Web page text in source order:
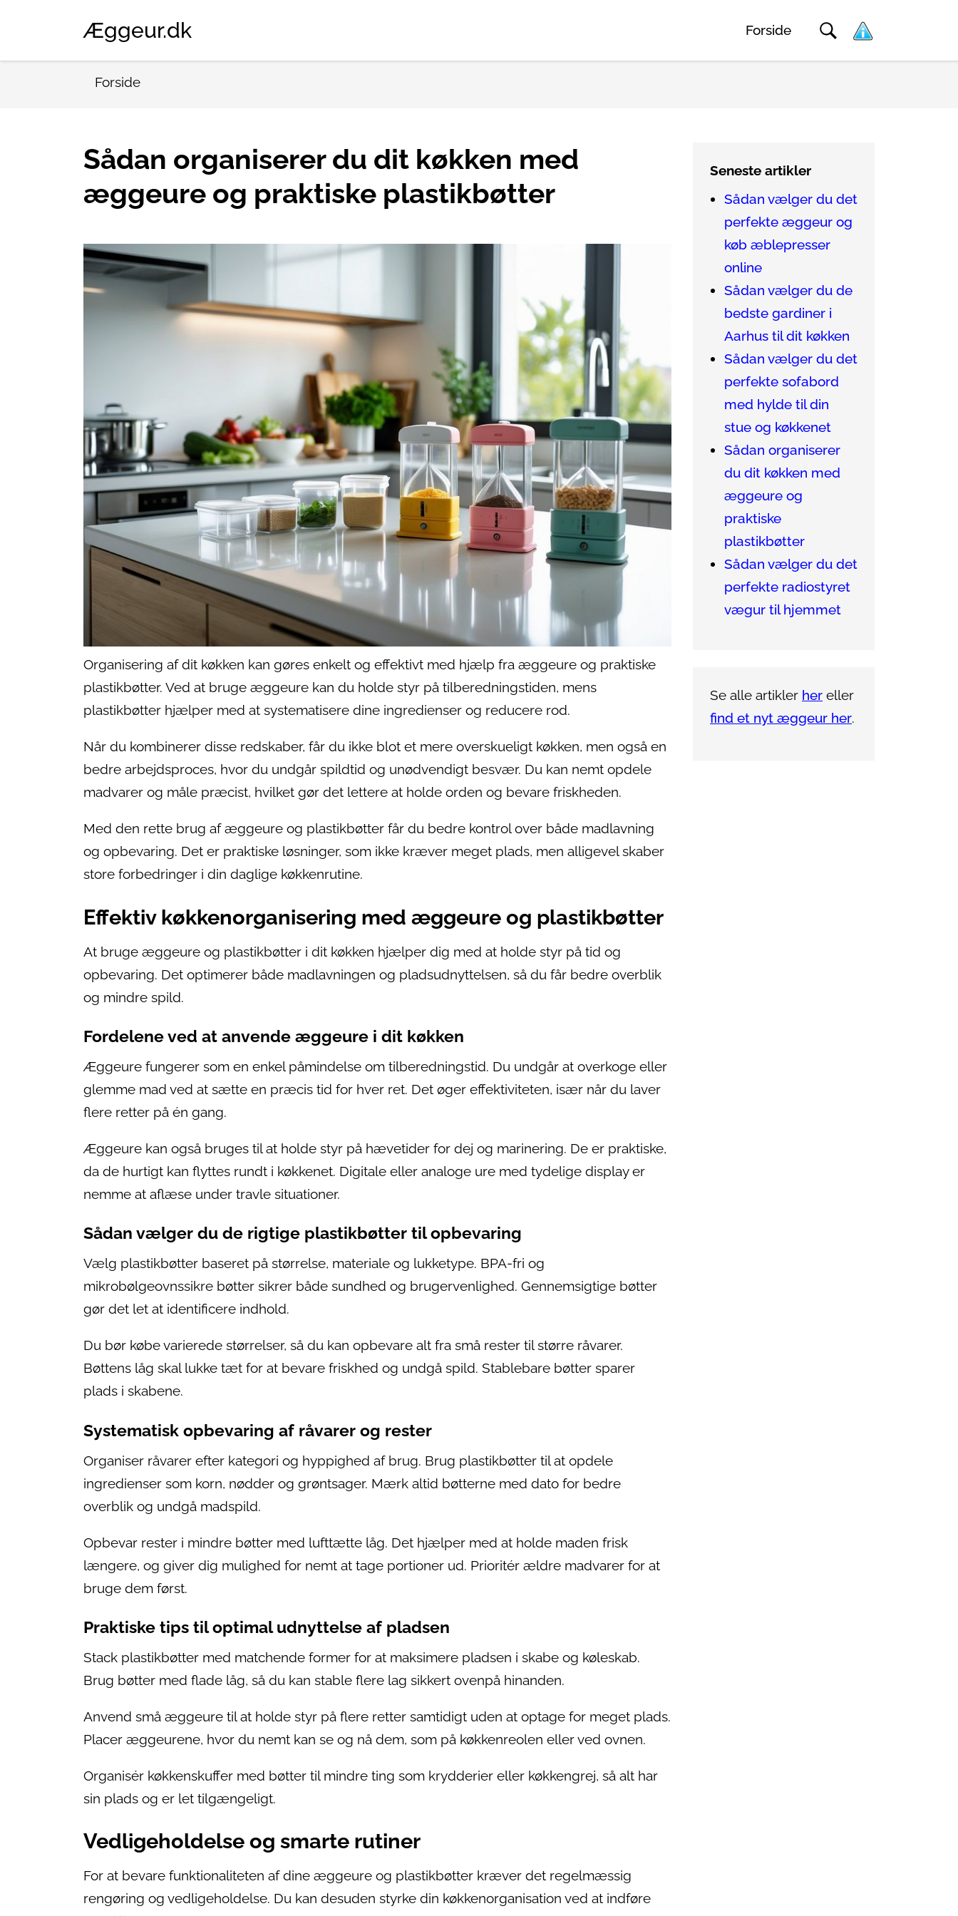
Æggeur.dk Forside
Forside
Sådan organiserer du dit køkken med
æggeure og praktiske plastikbøtter
Organisering af dit køkken kan gøres enkelt og effektivt med hjælp fra æggeure og praktiske
plastikbøtter. Ved at bruge æggeure kan du holde styr på tilberedningstiden, mens
plastikbøtter hjælper med at systematisere dine ingredienser og reducere rod.
Når du kombinerer disse redskaber, får du ikke blot et mere overskueligt køkken, men også en
bedre arbejdsproces, hvor du undgår spildtid og unødvendigt besvær. Du kan nemt opdele
madvarer og måle præcist, hvilket gør det lettere at holde orden og bevare friskheden.
Med den rette brug af æggeure og plastikbøtter får du bedre kontrol over både madlavning
og opbevaring. Det er praktiske løsninger, som ikke kræver meget plads, men alligevel skaber
store forbedringer i din daglige køkkenrutine.
Effektiv køkkenorganisering med æggeure og plastikbøtter
At bruge æggeure og plastikbøtter i dit køkken hjælper dig med at holde styr på tid og
opbevaring. Det optimerer både madlavningen og pladsudnyttelsen, så du får bedre overblik
og mindre spild.
Fordelene ved at anvende æggeure i dit køkken
Æggeure fungerer som en enkel påmindelse om tilberedningstid. Du undgår at overkoge eller
glemme mad ved at sætte en præcis tid for hver ret. Det øger effektiviteten, især når du laver
flere retter på én gang.
Æggeure kan også bruges til at holde styr på hævetider for dej og marinering. De er praktiske,
da de hurtigt kan flyttes rundt i køkkenet. Digitale eller analoge ure med tydelige display er
nemme at aflæse under travle situationer.
Sådan vælger du de rigtige plastikbøtter til opbevaring
Vælg plastikbøtter baseret på størrelse, materiale og lukketype. BPA-fri og
mikrobølgeovnssikre bøtter sikrer både sundhed og brugervenlighed. Gennemsigtige bøtter
gør det let at identificere indhold.
Du bør købe varierede størrelser, så du kan opbevare alt fra små rester til større råvarer.
Bøttens låg skal lukke tæt for at bevare friskhed og undgå spild. Stablebare bøtter sparer
plads i skabene.
Systematisk opbevaring af råvarer og rester
Organiser råvarer efter kategori og hyppighed af brug. Brug plastikbøtter til at opdele
ingredienser som korn, nødder og grøntsager. Mærk altid bøtterne med dato for bedre
overblik og undgå madspild.
Opbevar rester i mindre bøtter med lufttætte låg. Det hjælper med at holde maden frisk
længere, og giver dig mulighed for nemt at tage portioner ud. Prioritér ældre madvarer for at
bruge dem først.
Praktiske tips til optimal udnyttelse af pladsen
Stack plastikbøtter med matchende former for at maksimere pladsen i skabe og køleskab.
Brug bøtter med flade låg, så du kan stable flere lag sikkert ovenpå hinanden.
Anvend små æggeure til at holde styr på flere retter samtidigt uden at optage for meget plads.
Placer æggeurene, hvor du nemt kan se og nå dem, som på køkkenreolen eller ved ovnen.
Organisér køkkenskuffer med bøtter til mindre ting som krydderier eller køkkengrej, så alt har
sin plads og er let tilgængeligt.
Vedligeholdelse og smarte rutiner
For at bevare funktionaliteten af dine æggeure og plastikbøtter kræver det regelmæssig
rengøring og vedligeholdelse. Du kan desuden styrke din køkkenorganisation ved at indføre
Seneste artikler
Sådan vælger du det
perfekte æggeur og
køb æblepresser
online
Sådan vælger du de
bedste gardiner i
Aarhus til dit køkken
Sådan vælger du det
perfekte sofabord
med hylde til din
stue og køkkenet
Sådan organiserer
du dit køkken med
æggeure og
praktiske
plastikbøtter
Sådan vælger du det
perfekte radiostyret
vægur til hjemmet
Se alle artikler her eller
find et nyt æggeur her.